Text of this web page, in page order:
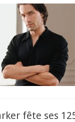
fête ses